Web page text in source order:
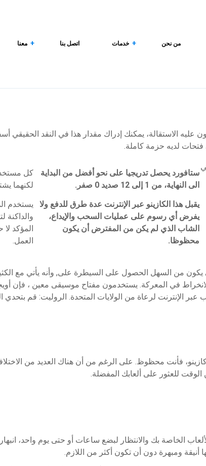
من نحن خدمات اتصل بنا معنا
الاستقالة، يمكنك إدراك مقدار هذا في النقد الحقيقي
فتحات لديه حزمة كاملة.
ستافورد يحصل تدريجيا على نحو أفضل من البداية
الى النهاية، من 1 إلى 12 صديد 0 صفر.
كل
لكنهما
يقبل هذا الكازينو عبر الإنترنت عدة طرق للدفع ولا
يفرض أي رسوم على عمليات السحب والإيداع،
الشاب الذي لم يكن من المفترض أن يكون
محظوظا.
يستخدم
والداكنة
المؤكد
العمل.
يكون من السهل الحصول على السيطرة على, وأنه يأتي مع
في المعركة. يستخدمون مفتاح موسيقى معين ، فإن
الإنترنت لرعاة من الولايات المتحدة. الروليت: قم بتحدي
فأنت محظوظ. على الرغم من أن هناك العديد من
الوقت للعثور على ألعابك المفضلة.
الخاصة بك والانتظار لبضع ساعات أو حتى يوم واحد،
ومبهرة دون أن تكون أكثر من اللازم.